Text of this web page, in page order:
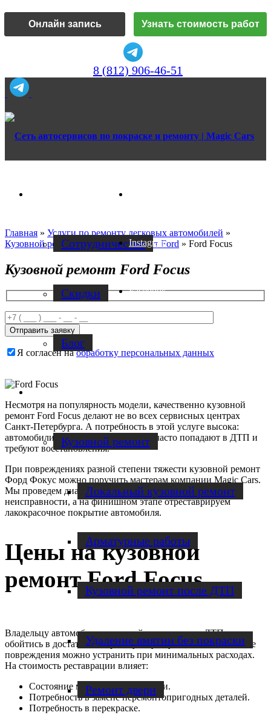
Онлайн запись Узнать стоимость работ
8 (812) 906-46-51
Cотрудничество
Скидки
Блог
Кузовной ремонт
Локальный кузовной ремонт
Арматурные работы
Кузовной ремонт после ДТП
Удаление вмятин без покраски
Ремонт двери
Instagram
Facebook
Главная » Услуги по ремонту легковых автомобилей »
Кузовной ремонт»Кузовной ремонт Ford » Ford Focus
Кузовной ремонт Ford Focus
Я согласен наобработку персональных данных
Несмотря на популярность модели, качественно кузовной
ремонт Ford Focus делают не во всех сервисных центрах
Санкт-Петербурга. А потребность в этой услуге высока:
автомобили этой марки достаточно часто попадают в ДТП и
требуют восстановления.
При повреждениях разной степени тяжести кузовной ремонт
Форд Фокус можно поручить мастерам компании Magic Cars.
Мы проведем диагностику и быстро устраним все
неисправности, а на финишном этапе отреставрируем
лакокрасочное покрытие автомобиля.
Цены на кузовной
ремонт Ford Focus
Владельцу автомобиля кузовной ремонт после ДТП может
обойтись в достаточно серьезную сумму — а вот небольшие
повреждения можно устранить при минимальных расходах.
На стоимость реставрации влияет:
Состояние машины после аварии.
Потребность в замене неремонтопригодных деталей.
Потребность в перекраске.